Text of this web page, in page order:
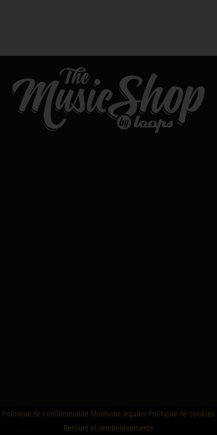
Politique de confidentialité Mentions legales Politique de cookies
Retours et remboursements